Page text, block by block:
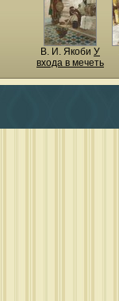
В. И. Якоби У
входа в мечеть